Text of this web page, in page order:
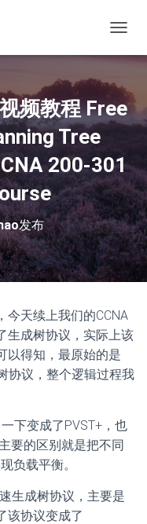
换
航
频教程 Free
Tree
200-301
发布
今天续上我们的CCNA
生成树协议，实际上该
以得知，最原始的是
协议，整个逻辑过程我
下变成了PVST+，也
要的区别就是把不同
负载平衡。
生成树协议，主要是
该协议变成了